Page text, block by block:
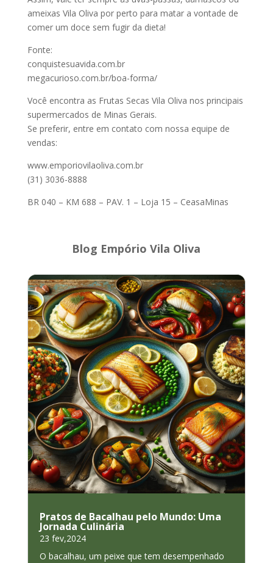
ameixas Vila Oliva por perto para matar a vontade de
comer um doce sem fugir da dieta!
Fonte:
conquistesuavida.com.br
megacurioso.com.br/boa-forma/
Você encontra as Frutas Secas Vila Oliva nos principais
supermercados de Minas Gerais.
Se preferir, entre em contato com nossa equipe de
vendas:
www.emporiovilaoliva.com.br
(31) 3036-8888
BR 040 – KM 688 – PAV. 1 – Loja 15 – CeasaMinas
Blog Empório Vila Oliva
Pratos de Bacalhau pelo Mundo: Uma
Jornada Culinária
23 fev,2024
O bacalhau, um peixe que tem desempenhado